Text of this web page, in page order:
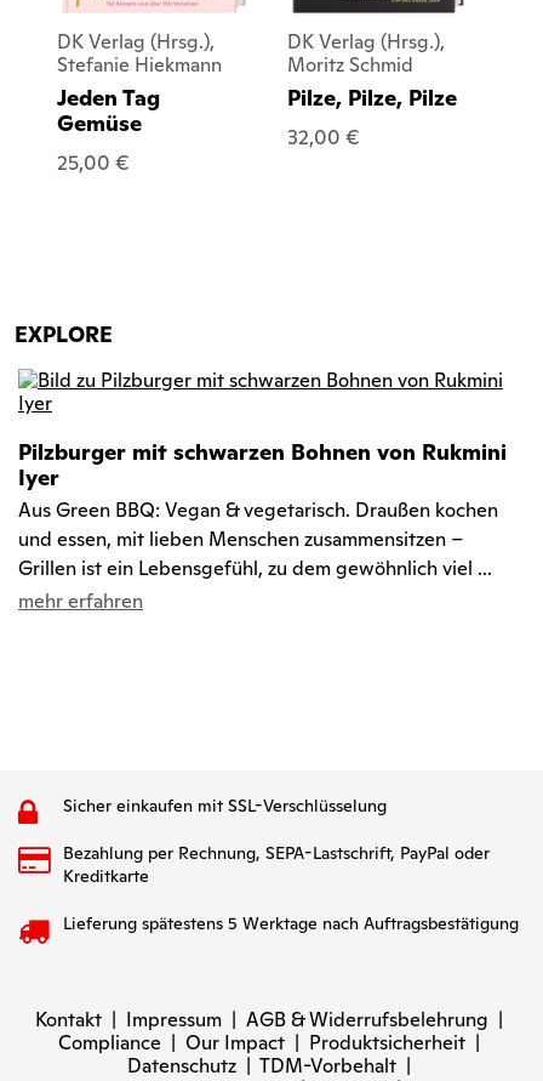
DK Verlag (Hrsg.),
Stefanie Hiekmann
Jeden Tag
Gemüse
25,00 €
DK Verlag (Hrsg.),
Moritz Schmid
Pilze, Pilze, Pilze
32,00 €
EXPLORE
Pilzburger mit schwarzen Bohnen von Rukmini
Iyer
Aus Green BBQ: Vegan & vegetarisch. Draußen kochen
und essen, mit lieben Menschen zusammensitzen –
Grillen ist ein Lebensgefühl, zu dem gewöhnlich viel ...
mehr erfahren
Sicher einkaufen mit SSL-Verschlüsselung
Bezahlung per Rechnung, SEPA-Lastschrift, PayPal oder
Kreditkarte
Lieferung spätestens 5 Werktage nach Auftragsbestätigung
Kontakt | Impressum | AGB & Widerrufsbelehrung |
Compliance | Our Impact | Produktsicherheit |
Datenschutz | TDM-Vorbehalt |